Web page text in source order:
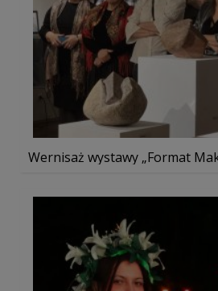
Wernisaż wystawy „Format